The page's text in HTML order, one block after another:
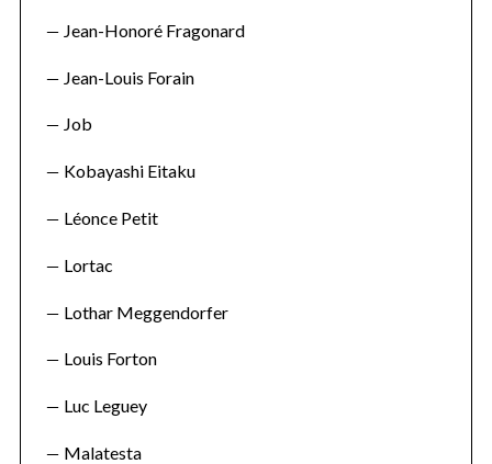
Jean-Honoré Fragonard
Jean-Louis Forain
Job
Kobayashi Eitaku
Léonce Petit
Lortac
Lothar Meggendorfer
Louis Forton
Luc Leguey
Malatesta